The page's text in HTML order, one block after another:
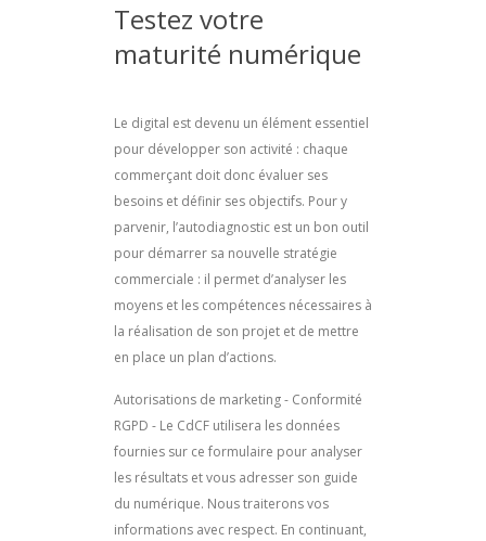
Testez votre
maturité numérique
Le digital est devenu un élément essentiel
pour développer son activité : chaque
commerçant doit donc évaluer ses
besoins et définir ses objectifs. Pour y
parvenir, l’autodiagnostic est un bon outil
pour démarrer sa nouvelle stratégie
commerciale : il permet d’analyser les
moyens et les compétences nécessaires à
la réalisation de son projet et de mettre
en place un plan d’actions.
Autorisations de marketing - Conformité
RGPD - Le CdCF utilisera les données
fournies sur ce formulaire pour analyser
les résultats et vous adresser son guide
du numérique. Nous traiterons vos
informations avec respect. En continuant,